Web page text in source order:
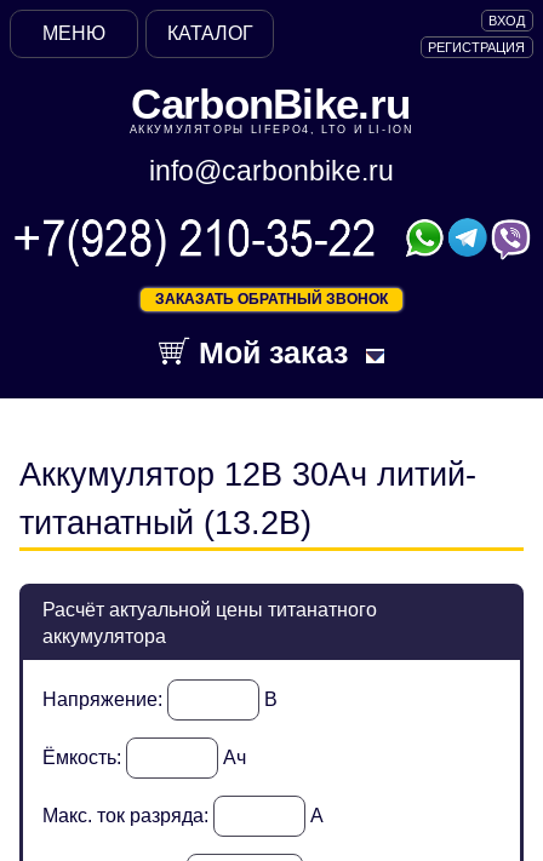
CarbonBike.ru
АККУМУЛЯТОРЫ LIFEPO4, LTO И LI-ION
info@carbonbike.ru
ЗАКАЗАТЬ ОБРАТНЫЙ ЗВОНОК
Мой заказ
ВХОД
РЕГИСТРАЦИЯ
КАТАЛОГ
МЕНЮ
Аккумулятор 12В 30Ач литий-
титанатный (13.2В)
Расчёт актуальной цены титанатного
аккумулятора
Напряжение: В
Ёмкость: Ач
Макс. ток разряда: А